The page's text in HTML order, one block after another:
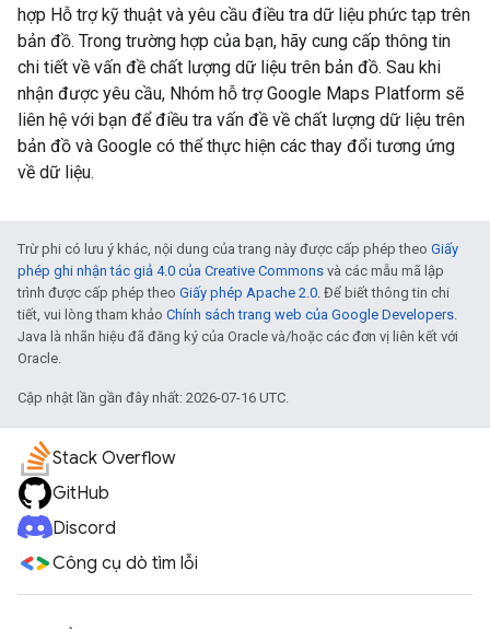
hợp Hỗ trợ kỹ thuật và yêu cầu điều tra dữ liệu phức tạp trên
bản đồ. Trong trường hợp của bạn, hãy cung cấp thông tin
chi tiết về vấn đề chất lượng dữ liệu trên bản đồ. Sau khi
nhận được yêu cầu, Nhóm hỗ trợ Google Maps Platform sẽ
liên hệ với bạn để điều tra vấn đề về chất lượng dữ liệu trên
bản đồ và Google có thể thực hiện các thay đổi tương ứng
về dữ liệu.
Trừ phi có lưu ý khác, nội dung của trang này được cấp phép theo Giấy
phép ghi nhận tác giả 4.0 của Creative Commons và các mẫu mã lập
trình được cấp phép theo Giấy phép Apache 2.0 . Để biết thông tin chi
tiết, vui lòng tham khảo Chính sách trang web của Google Developers
Java là nhãn hiệu đã đăng ký của Oracle và/hoặc các đơn vị liên kết với
Oracle.
Cập nhật lần gần đây nhất: 2026-07-16 UTC.
Stack Overflow
GitHub
Discord
Công cụ dò tìm lỗi